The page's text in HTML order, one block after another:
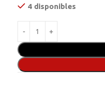
4 disponibles